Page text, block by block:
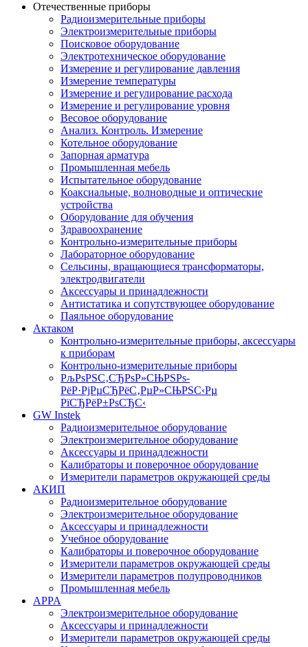
Отечественные приборы
Радиоизмерительные приборы
Электроизмерительные приборы
Поисковое оборудование
Электротехническое оборудование
Измерение и регулирование давления
Измерение температуры
Измерение и регулирование расхода
Измерение и регулирование уровня
Весовое оборудование
Анализ. Контроль. Измерение
Котельное оборудование
Запорная арматура
Промышленная мебель
Испытательное оборудование
Коаксиальные, волноводные и оптические
устройства
Оборудование для обучения
Здравоохранение
Контрольно-измерительные приборы
Лабораторное оборудование
Сельсины, вращающиеся трансформаторы,
электродвигатели
Аксессуары и принадлежности
Антистатика и сопутствующее оборудование
Паяльное оборудование
Актаком
Контрольно-измерительные приборы, аксессуары
к приборам
Контрольно-измерительные приборы
РљРѕРЅС‚СЂРѕР»СЊРЅРѕ-
РёР·РјРµСЂРёС‚РµР»СЊРЅС‹Рµ
РїСЂРёР±РѕСЂС‹
GW Instek
Радиоизмерительное оборудование
Электроизмерительное оборудование
Аксессуары и принадлежности
Калибраторы и поверочное оборудование
Измерители параметров окружающей среды
АКИП
Радиоизмерительное оборудование
Электроизмерительное оборудование
Аксессуары и принадлежности
Учебное оборудование
Калибраторы и поверочное оборудование
Измерители параметров окружающей среды
Измерители параметров полупроводников
Промышленная мебель
APPA
Электроизмерительное оборудование
Аксессуары и принадлежности
Измерители параметров окружающей среды